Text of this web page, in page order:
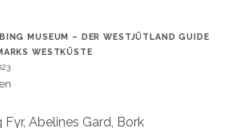
MUSEUM – DER WESTJÜTLAND GUIDE
WESTKÜSTE
Fyr, Abelines Gard, Bork